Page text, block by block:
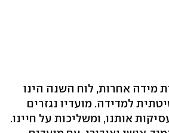
מידה אחרות, לוח השנה הינו
למדידה. מועדיו נגזרים
אותנו, ומשליכות על חיינו.